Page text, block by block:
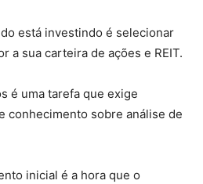
está investindo é selecionar
a sua carteira de ações e REIT.
é uma tarefa que exige
conhecimento sobre análise de
inicial é a hora que o